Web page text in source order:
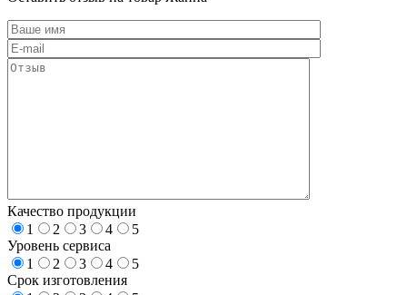
Качество продукции
1
2 3 4
5
Уровень сервиса
1
2 3 4
5
Срок изготовления